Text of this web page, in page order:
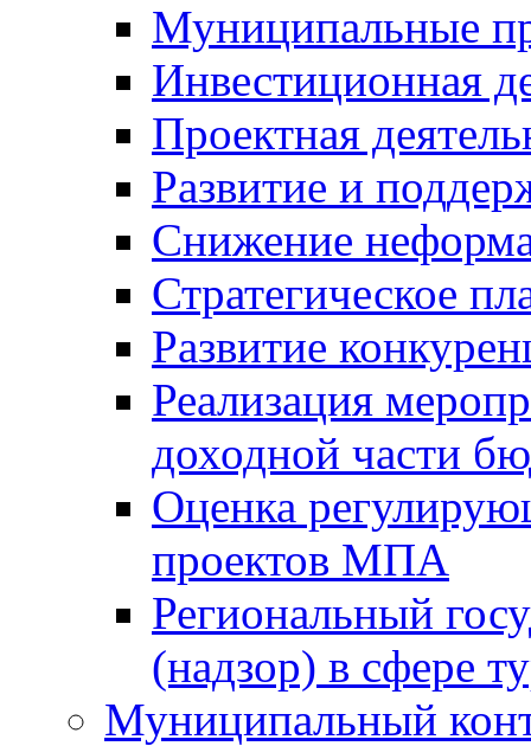
Муниципальные
Инвестиционная
Проектная
Развитие и
Снижение
Стратегическое
Развитие
Реализация
доходной части
Оценка
проектов МПА
Региональный
(надзор) в сфере
Муниципальный